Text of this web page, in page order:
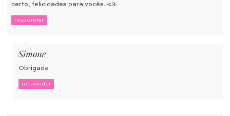
certo, felicidades para vocês. <3
responder
Simone
Obrigada
responder